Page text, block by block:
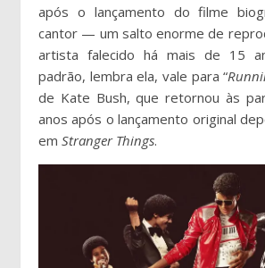
após o lançamento do filme
cantor — um salto enorme de
artista falecido há mais de 15
padrão, lembra ela, vale para “
de Kate Bush, que retornou às
anos após o lançamento original
em Stranger Things.